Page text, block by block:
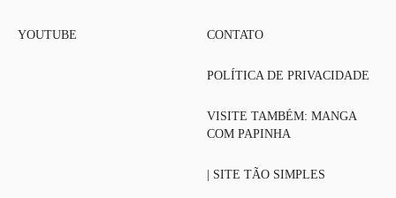
YOUTUBE CONTATO
POLÍTICA DE PRIVACIDADE
VISITE TAMBÉM: MANGA
COM PAPINHA
| SITE TÃO SIMPLES